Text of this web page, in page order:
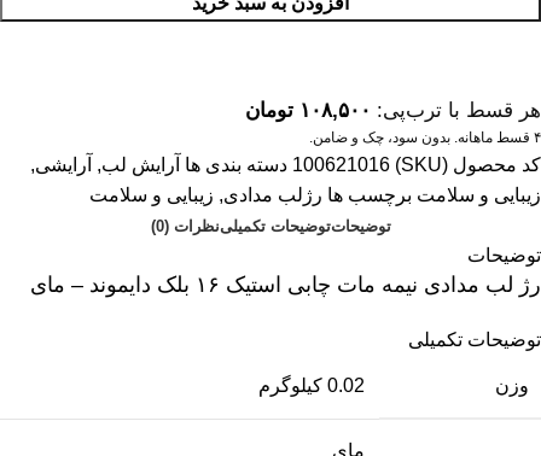
هر قسط با ترب‌پی: ۱۰۸,۵۰۰ تومان
۴ قسط ماهانه. بدون سود، چک و ضامن.
کد محصول (SKU) 100621016 دسته بندی ها آرایش لب, آرایشی,
زیبایی و سلامت برچسب ها رژلب مدادی, زیبایی و سلامت
توضیحاتتوضیحات تکمیلینظرات (0)
توضیحات
رژ لب مدادی نیمه مات چابی استیک ۱۶ بلک دایموند – مای
توضیحات تکمیلی
وزن 0.02 کیلوگرم
مای